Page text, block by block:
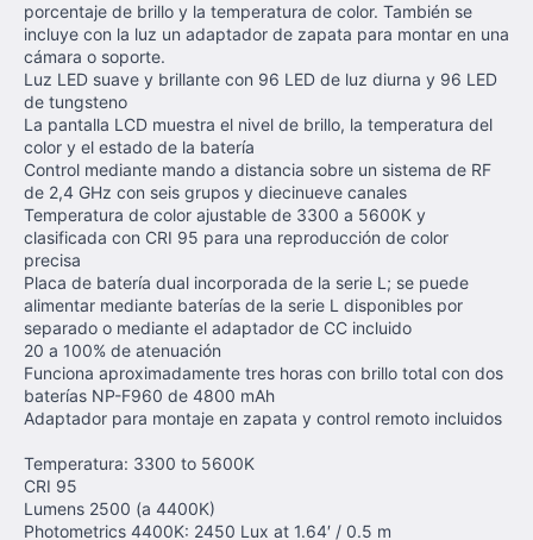
porcentaje de brillo y la temperatura de color. También se
incluye con la luz un adaptador de zapata para montar en una
cámara o soporte.
Luz LED suave y brillante con 96 LED de luz diurna y 96 LED
de tungsteno
La pantalla LCD muestra el nivel de brillo, la temperatura del
color y el estado de la batería
Control mediante mando a distancia sobre un sistema de RF
de 2,4 GHz con seis grupos y diecinueve canales
Temperatura de color ajustable de 3300 a 5600K y
clasificada con CRI 95 para una reproducción de color
precisa
Placa de batería dual incorporada de la serie L; se puede
alimentar mediante baterías de la serie L disponibles por
separado o mediante el adaptador de CC incluido
20 a 100% de atenuación
Funciona aproximadamente tres horas con brillo total con dos
baterías NP-F960 de 4800 mAh
Adaptador para montaje en zapata y control remoto incluidos
Temperatura: 3300 to 5600K
CRI 95
Lumens 2500 (a 4400K)
Photometrics 4400K: 2450 Lux at 1.64′ / 0.5 m